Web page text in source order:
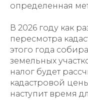
определенная
В 2026 году как
пересмотра
этого года
земельных
налог будет
кадастровой
наступит время